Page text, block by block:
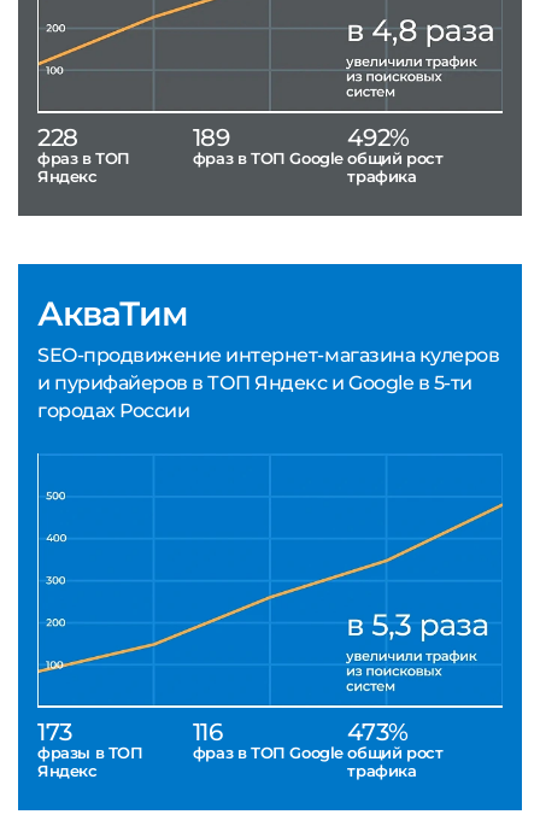
АкваТим
SEO-продвижение интернет-магазина кулеров
и пурифайеров в ТОП Яндекс и Google в 5-ти
городах России
173
фразы в ТОП
Яндекс
116
фраз в ТОП Google
473%
общий рост
трафика
228
фраз в ТОП
Яндекс
189
фраз в ТОП Google
492%
общий рост
трафика